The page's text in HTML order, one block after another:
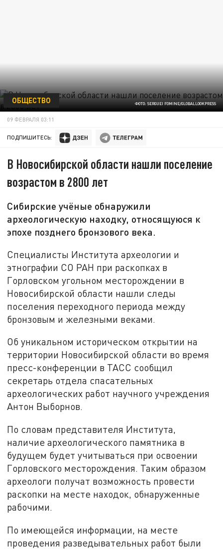
ФОТО: SERGUEI FOMINE/GLOBALLOOKPRESS
ОБЩЕСТВО
09 ФЕВРАЛЯ 03:11
ПОДПИШИТЕСЬ:
В Новосибирской области нашли поселение
возрастом в 2800 лет
Сибирские учёные обнаружили
археологическую находку, относящуюся к
эпохе позднего бронзового века.
Специалисты Института археологии и
этнографии СО РАН при раскопках в
Горловском угольном месторождении в
Новосибирской области нашли следы
поселения переходного периода между
бронзовым и железными веками.
Об уникальном историческом открытии на
территории Новосибирской области во время
пресс-конференции в ТАСС сообщил
секретарь отдела спасательных
археологических работ научного учреждения
Антон Выборнов.
По словам представителя Института,
наличие археологического памятника в
будущем будет учитываться при освоении
Горловского месторождения. Таким образом
археологи получат возможность провести
раскопки на месте находок, обнаруженные
рабочими.
По имеющейся информации, на месте
проведения разведывательных работ были